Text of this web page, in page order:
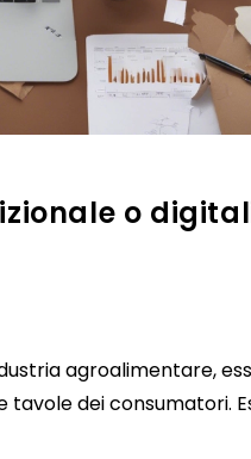
o
agroalimentare,
dei consumatori.